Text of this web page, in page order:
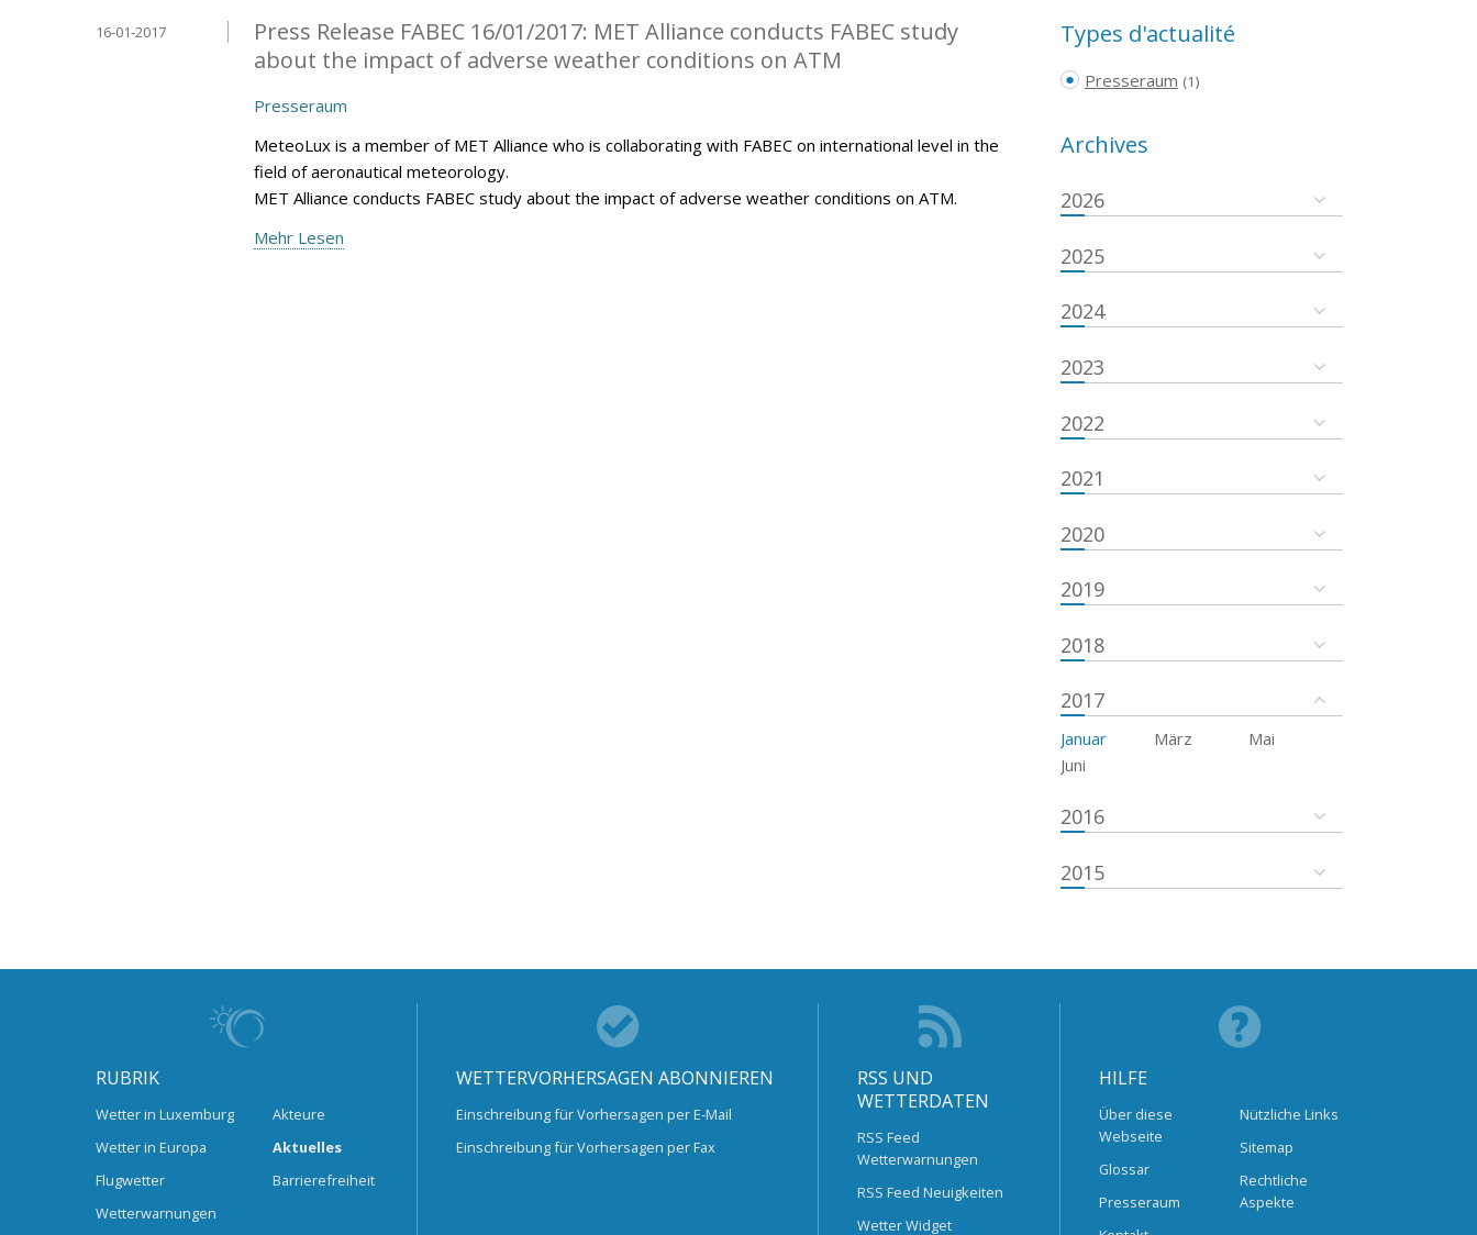
Press Release FABEC 16/01/2017: MET Alliance conducts FABEC study
about the impact of adverse weather conditions on ATM
16-01-2017
Presseraum
MeteoLux is a member of MET Alliance who is collaborating with FABEC on international level in the
field of aeronautical meteorology.
MET Alliance conducts FABEC study about the impact of adverse weather conditions on ATM.
Mehr Lesen
Types d'actualité
Presseraum (1)
Archives
2026
2025
2024
2023
2022
2021
2020
2019
2018
2017
Januar März
Mai
Juni
2016
2015
RUBRIK
Wetter in Luxemburg
Wetter in Europa
Flugwetter
Wetterwarnungen
Akteure
Aktuelles
Barrierefreiheit
WETTERVORHERSAGEN ABONNIEREN
Einschreibung für Vorhersagen per E-Mail
Einschreibung für Vorhersagen per Fax
RSS UND
WETTERDATEN
RSS Feed
Wetterwarnungen
RSS Feed Neuigkeiten
Wetter Widget
HILFE
Über diese
Webseite
Glossar
Presseraum
Nützliche Links
Sitemap
Rechtliche
Aspekte